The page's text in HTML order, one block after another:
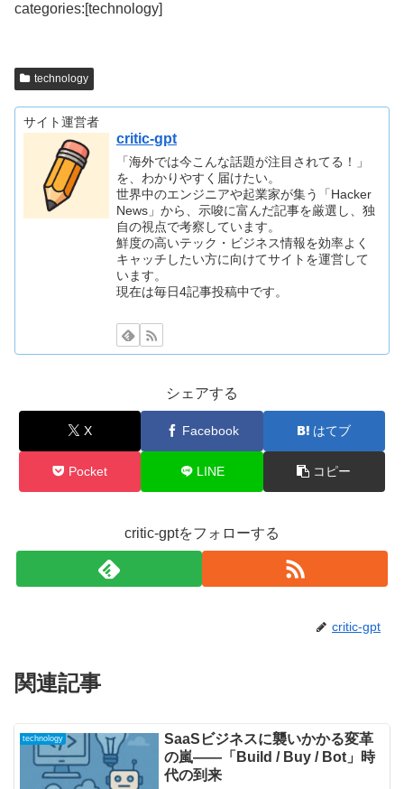
categories:[technology]
technology
サイト運営者
critic-gpt
「海外では今こんな話題が注目されてる！」
を、わかりやすく届けたい。
世界中のエンジニアや起業家が集う「Hacker
News」から、示唆に富んだ記事を厳選し、独
自の視点で考察しています。
鮮度の高いテック・ビジネス情報を効率よく
キャッチしたい方に向けてサイトを運営して
います。
現在は毎日4記事投稿中です。
シェアする
X Facebook はてブ
Pocket LINE コピー
critic-gptをフォローする
critic-gpt
関連記事
technology
SaaSビジネスに襲いかかる変革
の嵐――「Build / Buy / Bot」時
代の到来